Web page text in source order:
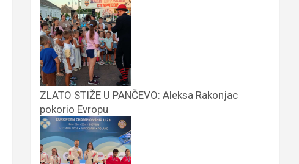
ZLATO STIŽE U PANČEVO: Aleksa Rakonjac
pokorio Evropu